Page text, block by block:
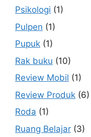
Psikologi (1)
Pulpen (1)
Pupuk (1)
Rak buku (10)
Review Mobil (1)
Review Produk (6)
Roda (1)
Ruang Belajar (3)